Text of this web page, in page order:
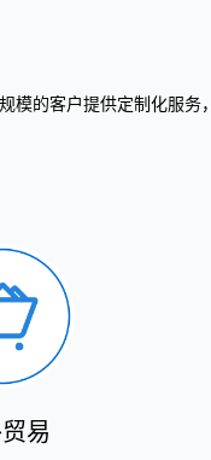
模的客户提供定制化服务，
易